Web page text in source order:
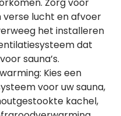
lucht en afvoer
het installeren
dat
sauna’s.
Kies een
voor uw sauna,
kachel,